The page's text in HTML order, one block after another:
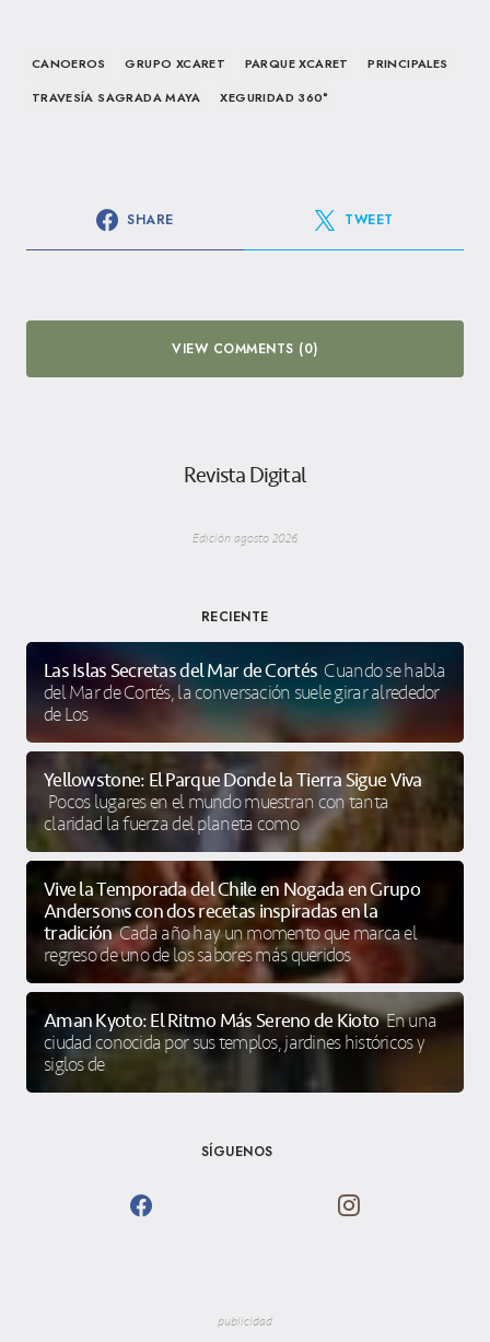
CANOEROS GRUPO XCARET PARQUE XCARET
PRINCIPALES
TRAVESÍA SAGRADA MAYA
XEGURIDAD 360°
SHARE TWEET
VIEW COMMENTS (0)
Revista Digital
Edición agosto 2026
RECIENTE
Las Islas Secretas del Mar de Cortés Cuando se habla
del Mar de Cortés, la conversación suele girar alrededor
de Los
Yellowstone: El Parque Donde la Tierra Sigue Viva
Pocos lugares en el mundo muestran con tanta
claridad la fuerza del planeta como
Vive la Temporada del Chile en Nogada en Grupo
Anderson’s con dos recetas inspiradas en la
tradición Cada año hay un momento que marca el
regreso de uno de los sabores más queridos
Aman Kyoto: El Ritmo Más Sereno de Kioto En una
ciudad conocida por sus templos, jardines históricos y
siglos de
SÍGUENOS
publicidad